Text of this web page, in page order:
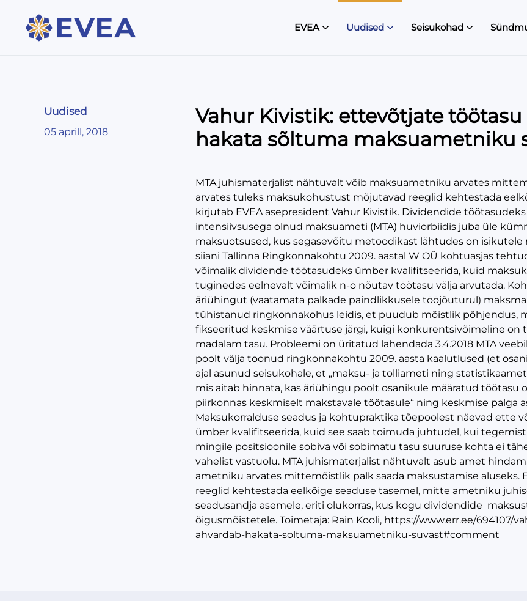
EVEA Uudised Seisukohad
Uudised
05 aprill, 2018
Vahur Kivistik: ettevõtjate
hakata sõltuma maksuametniku
MTA juhismaterjalist nähtuvalt võib maksuametniku arvates
arvates tuleks maksukohustust mõjutavad reeglid kehtestada
kirjutab EVEA asepresident Vahur Kivistik. Dividendide
intensiivsusega olnud maksuameti (MTA) huviorbiidis juba üle
maksuotsused, kus segasevõitu metoodikast lähtudes on
siiani Tallinna Ringkonnakohtu 2009. aastal W OÜ kohtuasjas
võimalik dividende töötasudeks ümber kvalifitseerida, kuid
tuginedes eelnevalt võimalik n-ö nõutav töötasu välja arvutada.
äriühingut (vaatamata palkade paindlikkusele tööjõuturul)
tühistanud ringkonnakohus leidis, et puudub mõistlik põhjendus,
fikseeritud keskmise väärtuse järgi, kuigi konkurentsivõimeline on
madalam tasu. Probleemi on üritatud lahendada 3.4.2018 MTA
poolt välja toonud ringkonnakohtu 2009. aasta kaalutlused (et
ajal asunud seisukohale, et „maksu- ja tolliameti ning
mis aitab hinnata, kas äriühingu poolt osanikule määratud töötasu
piirkonnas keskmiselt makstavale töötasule“ ning keskmise
Maksukorralduse seadus ja kohtupraktika tõepoolest näevad ette
ümber kvalifitseerida, kuid see saab toimuda juhtudel, kui
mingile positsioonile sobiva või sobimatu tasu suuruse kohta ei
vahelist vastuolu. MTA juhismaterjalist nähtuvalt asub amet
ametniku arvates mittemõistlik palk saada maksustamise
reeglid kehtestada eelkõige seaduse tasemel, mitte ametniku
seadusandja asemele, eriti olukorras, kus kogu dividendide
õigusmõistetele. Toimetaja: Rain Kooli, https://www.err.ee/694107/
ahvardab-hakata-soltuma-maksuametniku-suvast#comment